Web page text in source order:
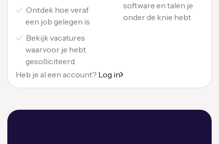
Ontdek hoe veraf
een job gelegen is
Bekijk vacatures
waarvoor je hebt
gesolliciteerd
software en talen je
onder de knie hebt
Heb je al een account? Log in